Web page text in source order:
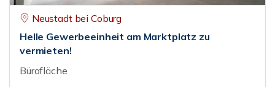
Neustadt bei Coburg
Helle Gewerbeeinheit am Marktplatz zu
vermieten!
Bürofläche